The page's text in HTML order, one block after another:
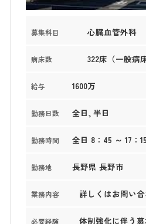
募集科目 心臓血管外科
病床数 322床（一般病
給与 1600万
勤務日数 全日, 半日
勤務時間 全日 8：45 ～ 17：
勤務地 長野県 長野市
業務内容 詳しくはお問い合
必要経験 体制強化に伴う